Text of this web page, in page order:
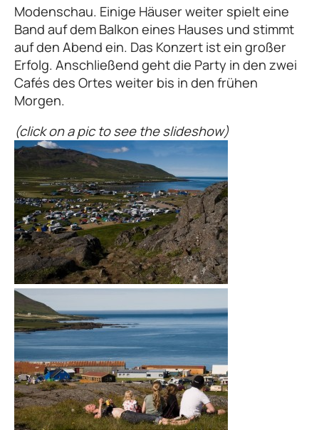
Modenschau. Einige Häuser weiter spielt eine
Band auf dem Balkon eines Hauses und stimmt
auf den Abend ein. Das Konzert ist ein großer
Erfolg. Anschließend geht die Party in den zwei
Cafés des Ortes weiter bis in den frühen
Morgen.
(click on a pic to see the slideshow)